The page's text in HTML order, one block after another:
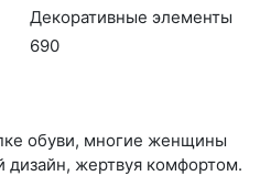
Де­кора­тив­ные эле­мен­ты
690
обуви, многие женщины
дизайн, жертвуя комфортом.